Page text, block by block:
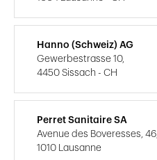
Hanno (Schweiz) AG
Gewerbestrasse 10,
4450 Sissach - CH
Perret Sanitaire SA
Avenue des Boveresses, 46,
1010 Lausanne